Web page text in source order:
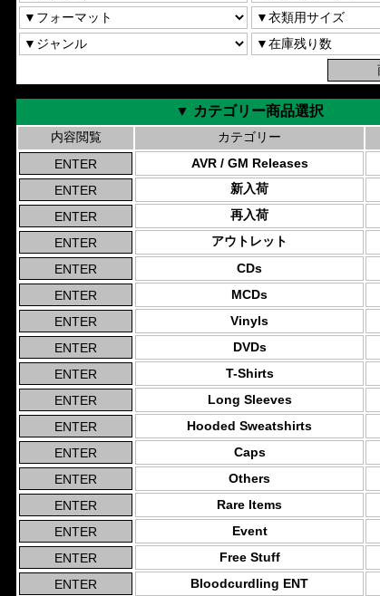
▼ カテゴリー商品選択
内容閲覧 カテゴリー
AVR / GM Releases
新入荷
再入荷
アウトレット
CDs
MCDs
Vinyls
DVDs
T-Shirts
Long Sleeves
Hooded Sweatshirts
Caps
Others
Rare Items
Event
Free Stuff
Bloodcurdling ENT